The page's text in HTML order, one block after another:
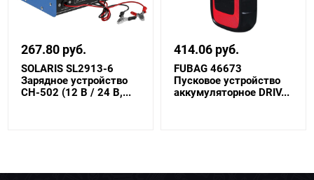
267.80 руб.
SOLARIS SL2913-6
Зарядное устройство
CH-502 (12 В / 24 В,...
414.06 руб.
FUBAG 46673
Пусковое устройство
аккумуляторное DRIV...